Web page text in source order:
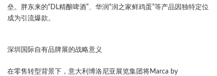
垒。胖东来的“DL精酿啤酒”、华润“润之家鲜鸡蛋”等产品因独特定位
成为引流爆款。
深圳国际自有品牌展的战略意义​
在零售转型背景下，意大利博洛尼亚展览集团将Marca by